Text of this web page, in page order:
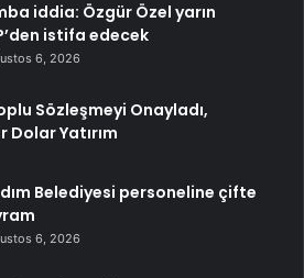
iddia: Özgür Özel yarın
istifa edecek
6, 2026
Sözleşmeyi Onayladı,
Dolar Yatırım
Belediyesi personeline çifte
6, 2026